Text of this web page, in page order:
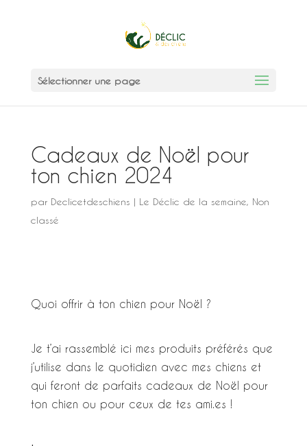
Sélectionner une page
Cadeaux de Noël pour
ton chien 2024
par Declicetdeschiens | Le Déclic de la semaine, Non
classé
Quoi offrir à ton chien pour Noël ?
Je t’ai rassemblé ici mes produits préférés que
j’utilise dans le quotidien avec mes chiens et
qui feront de parfaits cadeaux de Noël pour
ton chien ou pour ceux de tes ami.es !